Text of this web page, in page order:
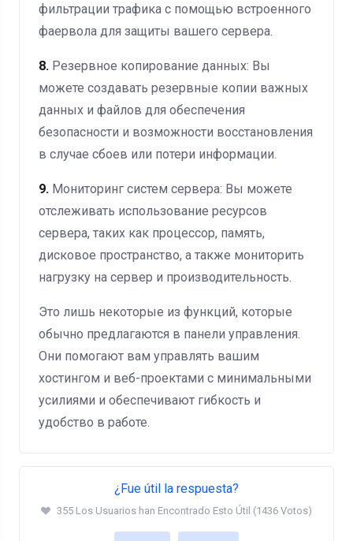
фильтрации трафика с помощью встроенного
фаервола для защиты вашего сервера.
8. Резервное копирование данных: Вы
можете создавать резервные копии важных
данных и файлов для обеспечения
безопасности и возможности восстановления
в случае сбоев или потери информации.
9. Мониторинг систем сервера: Вы можете
отслеживать использование ресурсов
сервера, таких как процессор, память,
дисковое пространство, а также мониторить
нагрузку на сервер и производительность.
Это лишь некоторые из функций, которые
обычно предлагаются в панели управления.
Они помогают вам управлять вашим
хостингом и веб-проектами с минимальными
усилиями и обеспечивают гибкость и
удобство в работе.
¿Fue útil la respuesta?
355 Los Usuarios han Encontrado Esto Útil (1436 Votos)